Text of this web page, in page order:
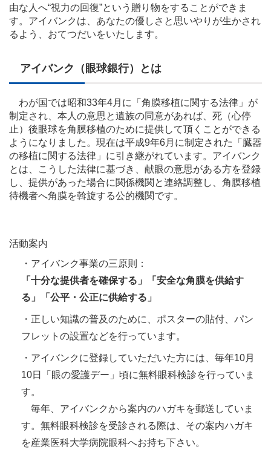
由な人へ“視力の回復”という贈り物をすることができま
す。アイバンクは、あなたの優しさと思いやりが生かされ
るよう、おてつだいをいたします。
アイバンク（眼球銀行）とは
わが国では昭和33年4月に「角膜移植に関する法律」が
制定され、本人の意思と遺族の同意があれば、死（心停
止）後眼球を角膜移植のために提供して頂くことができる
ようになりました。現在は平成9年6月に制定された「臓器
の移植に関する法律」に引き継がれています。アイバンク
とは、こうした法律に基づき、献眼の意思がある方を登録
し、提供があった場合に関係機関と連絡調整し、角膜移植
待機者へ角膜を斡旋する公的機関です。
活動案内
・アイバンク事業の三原則：
「十分な提供者を確保する」「安全な角膜を供給す
る」「公平・公正に供給する」
・正しい知識の普及のために、ポスターの貼付、パン
フレットの設置などを行っています。
・アイバンクに登録していただいた方には、毎年10月
10日「眼の愛護デー」頃に無料眼科検診を行っていま
す。
毎年、アイバンクから案内のハガキを郵送していま
す。無料眼科検診を受診される際は、その案内ハガキ
を産業医科大学病院眼科へお持ち下さい。